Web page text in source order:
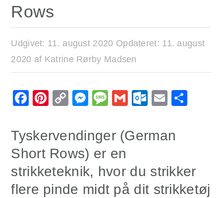
Rows
Udgivet: 11. august 2020 Opdateret: 11. august
2020 af Katrine Rørby Madsen
Facebook
Pinterest
CopyMessenger
Message
Gmail Email
Tyskervendinger (German
Short Rows) er en
strikketeknik, hvor du strikker
flere pinde midt på dit strikketøj